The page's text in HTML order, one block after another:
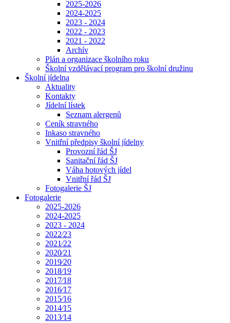
2025-2026
2024-2025
2023 - 2024
2022 - 2023
2021 - 2022
Archív
Plán a organizace školního roku
Školní vzdělávací program pro školní družinu
Školní jídelna
Aktuality
Kontakty
Jídelní lístek
Seznam alergenů
Ceník stravného
Inkaso stravného
Vnitřní předpisy školní jídelny
Provozní řád ŠJ
Sanitační řád ŠJ
Váha hotových jídel
Vnitřní řád ŠJ
Fotogalerie ŠJ
Fotogalerie
2025-2026
2024-2025
2023 - 2024
2022⁄23
2021⁄22
2020⁄21
2019⁄20
2018⁄19
2017⁄18
2016⁄17
2015⁄16
2014⁄15
2013⁄14